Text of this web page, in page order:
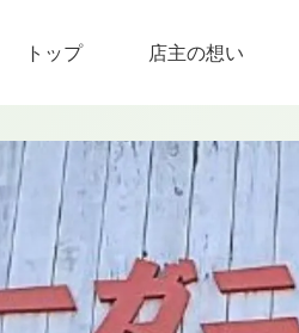
トップ 店主の想い